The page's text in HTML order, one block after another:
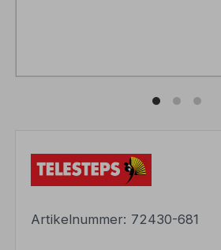
Artikelnummer: 72430-681